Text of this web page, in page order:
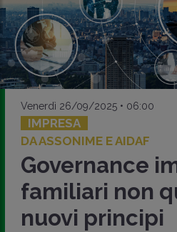
Venerdì 26/09/2025 • 06:00
IMPRESA
DA ASSONIME E AIDAF
Governance
familiari non
nuovi principi